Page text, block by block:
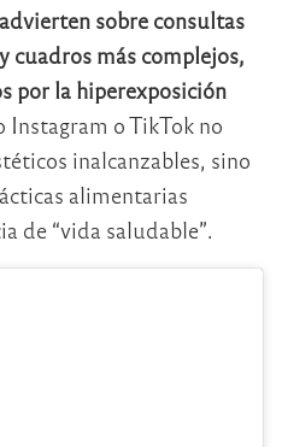
sobre consultas
cuadros más complejos,
por la hiperexposición
Instagram o TikTok no
inalcanzables, sino
alimentarias
de “vida saludable”.